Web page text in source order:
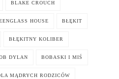
BLAKE CROUCH
HOUSE BŁĘKIT
BŁĘKITNY KOLIBER
DYLAN BOBASKI I MIŚ
MĄDRYCH RODZICÓW